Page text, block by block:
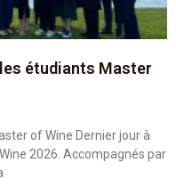
étudiants Master
of Wine Dernier jour à
2026. Accompagnés par